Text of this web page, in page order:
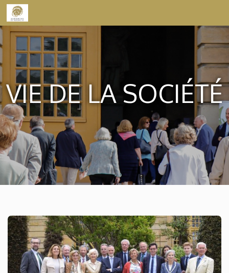
Skip to content
VIE DE LA SOCIÉTÉ